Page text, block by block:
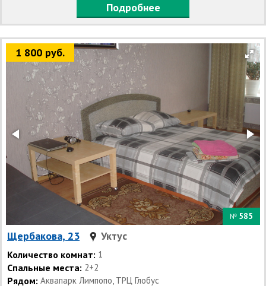
Подробнее
1 800 руб.
№ 585
Щербакова, 23 Уктус
Количество комнат: 1
Спальные места: 2+2
Рядом: Аквапарк Лимпопо, ТРЦ Глобус